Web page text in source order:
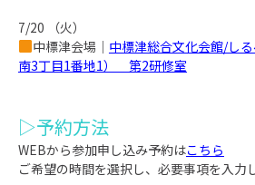
7/20
（火）
中標津会場｜ 中標津総合文化会館/し
南3丁目1番地1） 第2研修室
▷予約方法
WEBから参加申し込み予約はこちら
ご希望の時間を選択し、必要事項を入力